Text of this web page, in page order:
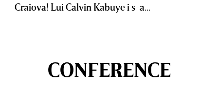
Craiova! Lui Calvin Kabuye i s-a...
CONFERENCE